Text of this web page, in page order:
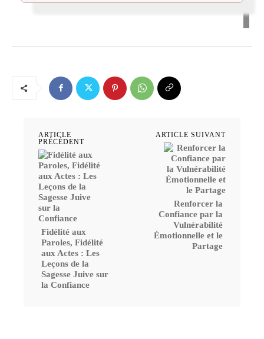
ARTICLE
PRÉCÉDENT
Fidélité aux
Paroles, Fidélité
aux Actes : Les
Leçons de la
Sagesse Juive sur
la Confiance
ARTICLE SUIVANT
Renforcer la
Confiance par la
Vulnérabilité
Émotionnelle et le
Partage